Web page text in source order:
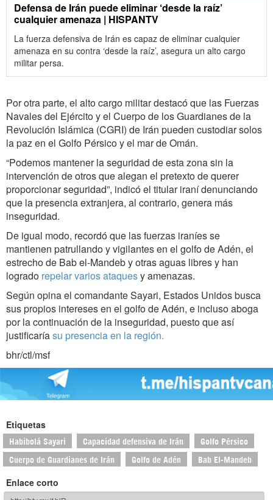
Defensa de Irán puede eliminar ‘desde la raíz’
cualquier amenaza | HISPANTV
La fuerza defensiva de Irán es capaz de eliminar cualquier
amenaza en su contra ‘desde la raíz’, asegura un alto cargo
militar persa.
Por otra parte, el alto cargo militar destacó que las Fuerzas
Navales del Ejército y el Cuerpo de los Guardianes de la
Revolución Islámica (CGRI) de Irán pueden custodiar solos
la paz en el Golfo Pérsico y el mar de Omán.
“Podemos mantener la seguridad de esta zona sin la
intervención de otros que alegan el pretexto de querer
proporcionar seguridad”, indicó el titular iraní denunciando
que la presencia extranjera, al contrario, genera más
inseguridad.
De igual modo, recordó que las fuerzas iraníes se
mantienen patrullando y vigilantes en el golfo de Adén, el
estrecho de Bab el-Mandeb y otras aguas libres y han
logrado repelar varios ataquesy amenazas.
Según opina el comandante Sayari, Estados Unidos busca
sus propios intereses en el golfo de Adén, e incluso aboga
por la continuación de la inseguridad, puesto que así
justificaríasu presencia en la región.
bhr/ctl/msf
Etiquetas
Habibolá Sayari Capacidad defensiva de Irán Golfo Pérsico
Cuerpo de Guardianes de Irán Golfo de Adén Bab El-Mandeb
Enlace corto